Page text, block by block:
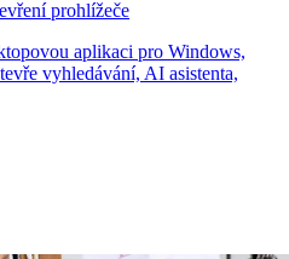
prohlížeče
aplikaci pro Windows,
vyhledávání, AI asistenta,